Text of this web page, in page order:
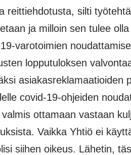
reittiehdotusta, silti
ja milloin sen tulee
varotoimien
lopputuloksen
asiakasreklamaatioiden
covid-19-ohjeiden
ottamaan vastaan
Vaikka Yhtiö ei
siihen oikeus. Lähetin,